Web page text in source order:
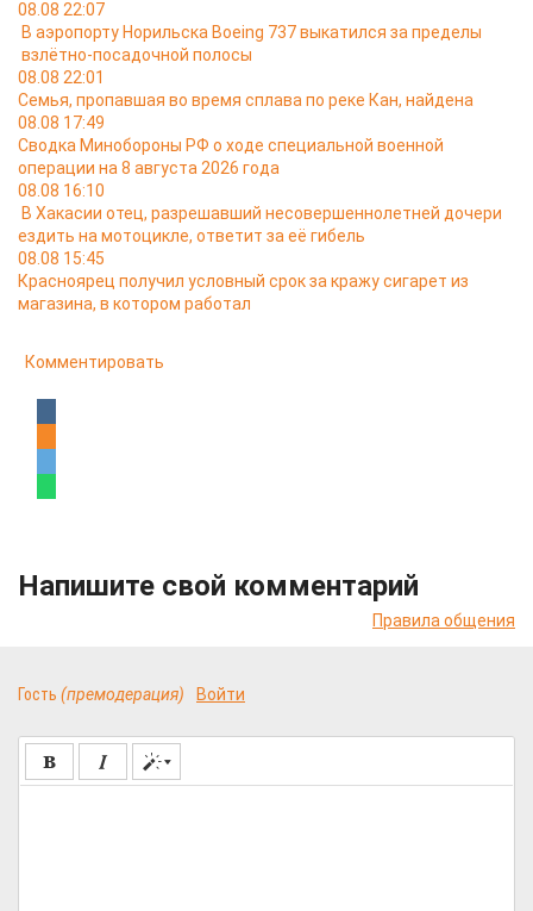
08.08 22:07
В аэропорту Норильска Boeing 737 выкатился за пределы
взлётно-посадочной полосы
08.08 22:01
Семья, пропавшая во время сплава по реке Кан, найдена
08.08 17:49
Сводка Минобороны РФ о ходе специальной военной
операции на 8 августа 2026 года
08.08 16:10
В Хакасии отец, разрешавший несовершеннолетней дочери
ездить на мотоцикле, ответит за её гибель
08.08 15:45
Красноярец получил условный срок за кражу сигарет из
магазина, в котором работал
Комментировать
Напишите свой комментарий
Правила общения
Гость (премодерация) Войти